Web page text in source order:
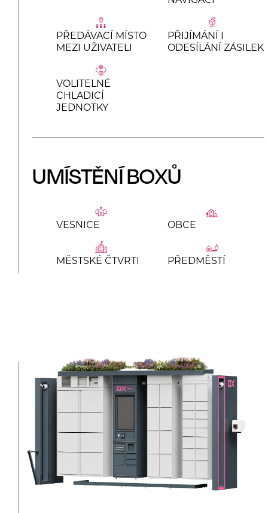
PŘEDÁVACÍ MÍSTO
MEZI UŽIVATELI
PŘIJÍMÁNÍ I
ODESÍLÁNÍ ZÁSILEK
VOLITELNÉ
CHLADICÍ
JEDNOTKY
UMÍSTĚNÍ BOXŮ
VESNICE OBCE
MĚSTSKÉ ČTVRTI PŘEDMĚSTÍ